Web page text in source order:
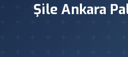
Şile Ankara